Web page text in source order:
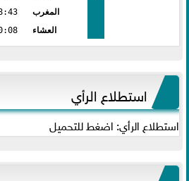
المغرب
العشاء
استطلاع الرأي
استطلاع الرأي: اضغط للتحميل